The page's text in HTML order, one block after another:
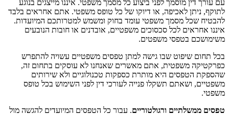
עם עורך דין מוסמך לפני ביצוע כל מסמך משפטי. איננו מייצגים בנוגע
לתוקף, ניתן לאכיפה, או דיוקו של כל טופס משפטי. אתם אחראים בלבד
להבטיח שכל מסמך משפטי עומד בחוק ומשמש למטרותכם המיועדות.
איננו אחראים לכל סכסוכים משפטיים, אובדנים או חובות הנובעים
משימושכם בטפסי משפטים.
בכל תחום שיפוט שבו גישה למתן טפסים משפטיים עשויה להתפרש
כפרקטיקה משפטית, אתם מאשרים שאנחנו לא עוסקים בתחום זה,
שהספקת הטפסים היא מותרת כספקות טכנולוגיים ולא שירותים
משפטיים, ושאתם תשקלו פנייה לעורכי דין לפני השימוש בכל טופס
משפטי.
טפסים ממשלתיים ורגולטוריים. עבור כל הטפסים המיועדים להגשה מול